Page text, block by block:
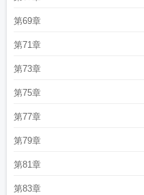
第69章
第71章
第73章
第75章
第77章
第79章
第81章
第83章